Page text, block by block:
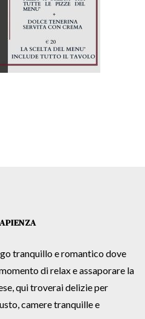
tranquillo e romantico dove
di relax e assaporare la
qui troverai delizie per
camere tranquille e